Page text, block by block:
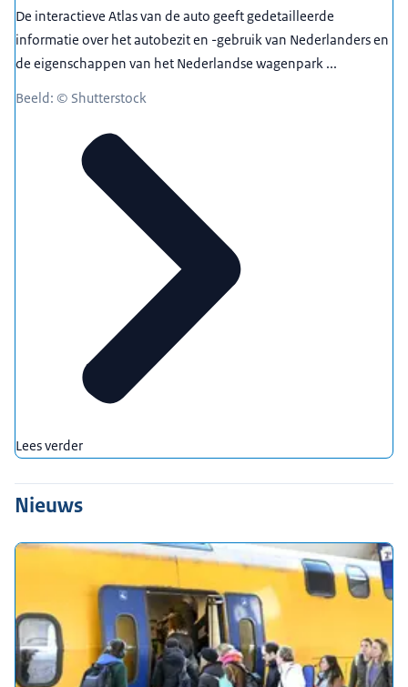
De interactieve Atlas van de auto geeft gedetailleerde
informatie over het autobezit en -gebruik van Nederlanders en
de eigenschappen van het Nederlandse wagenpark ...
Beeld: © Shutterstock
Lees verder
Nieuws